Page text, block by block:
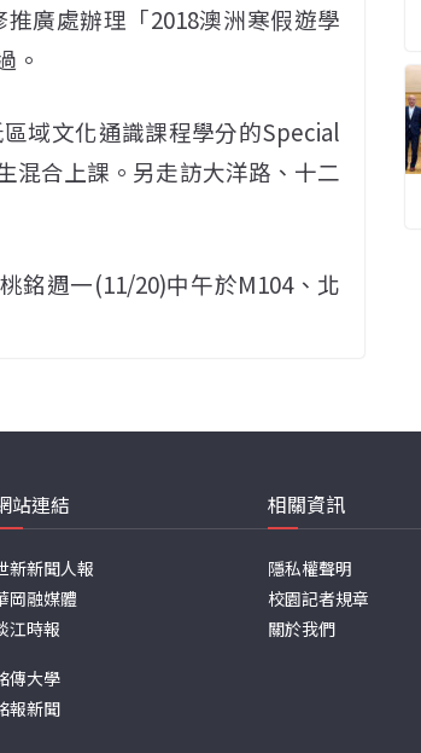
廣處辦理「2018澳洲寒假遊學
。
域文化通識課程學分的Special
混合上課。另走訪大洋路、十二
銘週一(11/20)中午於M104、北
站連結
新新聞人報
岡融媒體
江時報
傳大學
報新聞
相關資訊
隱私權聲明
校園記者規章
關於我們